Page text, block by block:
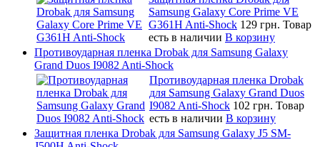
Samsung Galaxy Core Prime VE
G361H Anti-Shock 129 грн. Товар
есть в наличии В корзину
Противоударная пленка Drobak для Samsung Galaxy
Grand Duos I9082 Anti-Shock
Противоударная пленка Drobak
для Samsung Galaxy Grand Duos
I9082 Anti-Shock 102 грн. Товар
есть в наличии В корзину
Защитная пленка Drobak для Samsung Galaxy J5 SM-